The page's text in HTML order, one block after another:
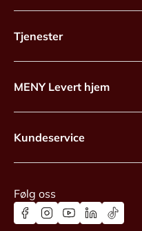
Tjenester
MENY Levert hjem
Kundeservice
Følg oss